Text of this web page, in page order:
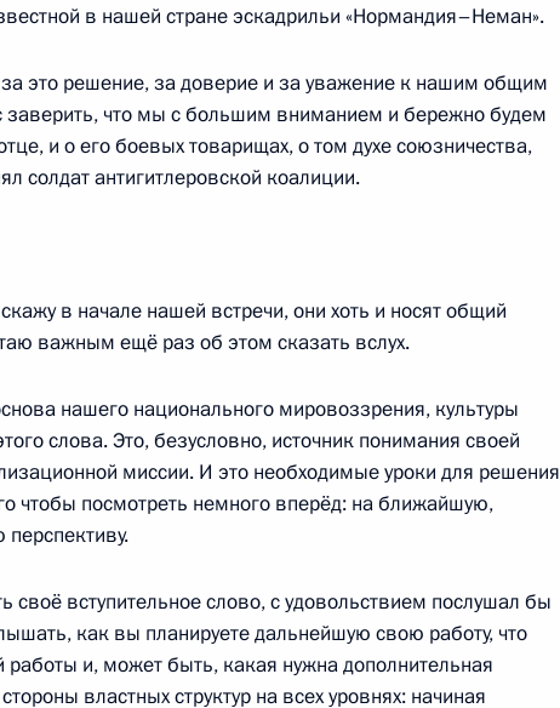
производства и потребления
Новгород
России
Кремль
АСИ
17
в нашей стране эскадрильи «Нормандия–Неман».
это решение, за доверие и за уважение к нашим общим
заверить, что мы с большим вниманием и бережно будем
и о его боевых товарищах, о том духе союзничества,
солдат антигитлеровской коалиции.
в начале нашей встречи, они хоть и носят общий
важным ещё раз об этом сказать вслух.
нашего национального мировоззрения, культуры
слова. Это, безусловно, источник понимания своей
миссии. И это необходимые уроки для решения
чтобы посмотреть немного вперёд: на ближайшую,
своё вступительное слово, с удовольствием послушал бы
как вы планируете дальнейшую свою работу, что
работы и, может быть, какая нужна дополнительная
властных структур на всех уровнях: начиная